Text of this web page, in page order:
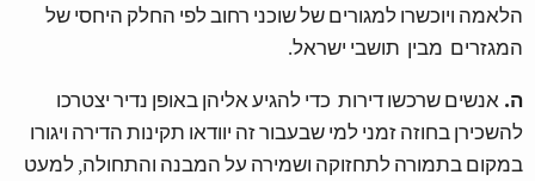
הלאמה ויוכשרו למגורים של שוכני רחוב לפי החלק היחסי של
המגזרים מבין תושבי ישראל.
ה. אנשים שרכשו דירות כדי להגיע אליהן באופן נדיר יצטרכו
להשכירן בחוזה זמני למי שבעבור זה יוודאו תקינות הדירה ויגורו
במקום בתמורה לתחזוקה ושמירה על המבנה והתחולה, למעט